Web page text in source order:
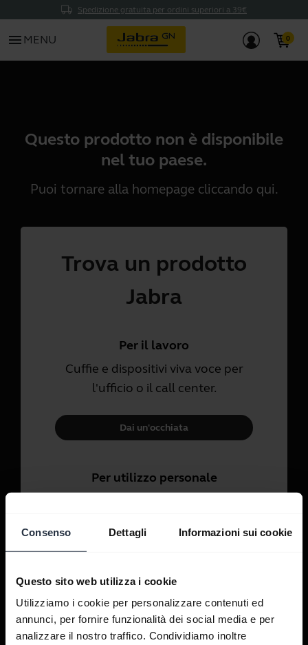
Spedizione gratuita per ordini superiori a 39€
Consenso Dettagli Informazioni sui cookie
Questo sito web utilizza i cookie
Utilizziamo i cookie per personalizzare contenuti ed
annunci, per fornire funzionalità dei social media e per
analizzare il nostro traffico. Condividiamo inoltre
menu MENU
Questo prodotto non è disponibile
nel tuo paese.
Puoi tornare alla homepage cliccando qui.
Trova un prodotto
Jabra
Per il lavoro
Cuffie e dispositivi viva voce per
l'ufficio o il call center.
Dai un'occhiata
Per utilizzo personale